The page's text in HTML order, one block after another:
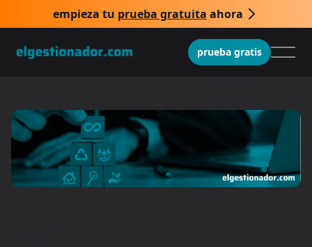
empieza tu prueba gratuita ahora
prueba gratis